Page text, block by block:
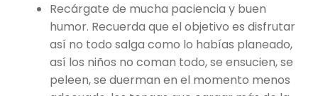
Recárgate de mucha paciencia y buen
humor. Recuerda que el objetivo es disfrutar
así no todo salga como lo habías planeado,
así los niños no coman todo, se ensucien, se
peleen, se duerman en el momento menos